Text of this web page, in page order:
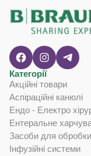
Категорії
Акційні товари
Аспіраційні канюлі
Ендо - Електро
Ентеральне
Засоби для
Інфузійні системи